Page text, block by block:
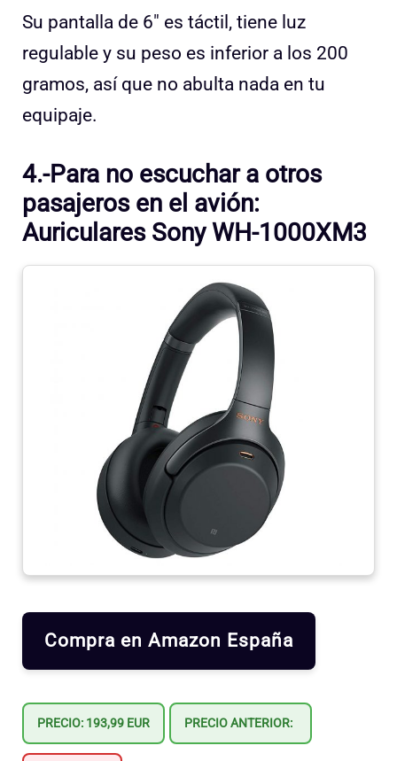
Su pantalla de 6″ es táctil, tiene luz
regulable y su peso es inferior a los 200
gramos, así que no abulta nada en tu
equipaje.
4.-Para no escuchar a otros
pasajeros en el avión:
Auriculares Sony WH-1000XM3
Compra en Amazon España
PRECIO: 193,99 EUR PRECIO ANTERIOR: